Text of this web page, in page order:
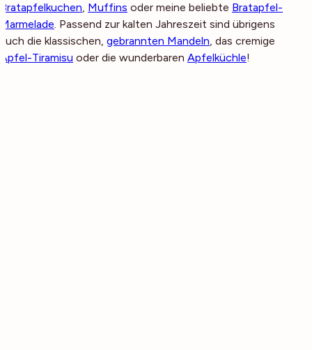
Bratapfelkuchen, Muffins oder meine beliebte Bratapfel-
Marmelade. Passend zur kalten Jahreszeit sind übrigens
auch die klassischen, gebrannten Mandeln, das cremige
Apfel-Tiramisu oder die wunderbaren Apfelküchle!